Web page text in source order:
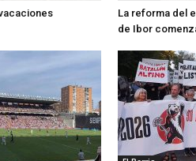
La reforma del
de Ibor